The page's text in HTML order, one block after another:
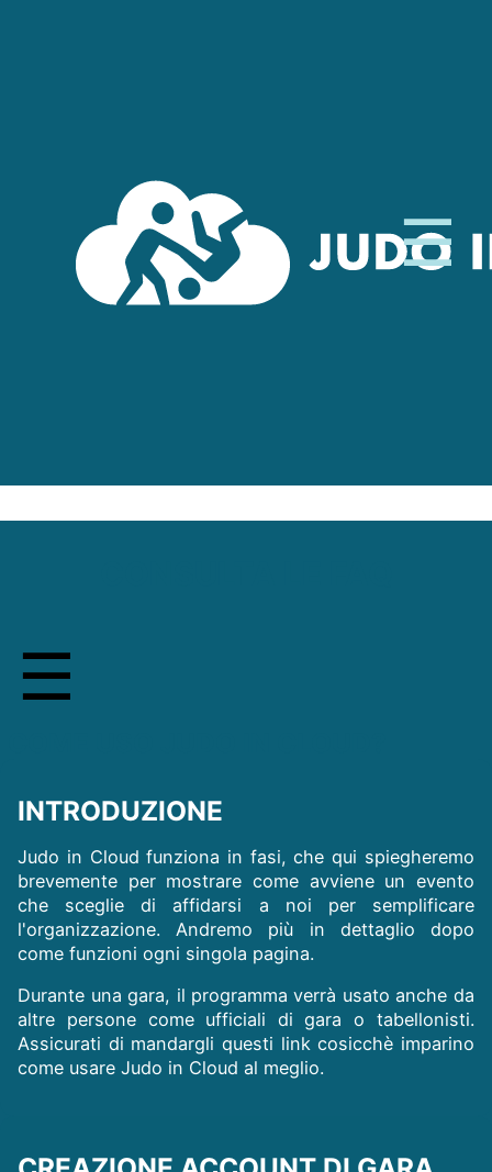
INTRODUZIONE
Judo in Cloud funziona in fasi, che qui spiegheremo
brevemente per mostrare come avviene un evento
che sceglie di affidarsi a noi per semplificare
l'organizzazione. Andremo più in dettaglio dopo
come funzioni ogni singola pagina.
Durante una gara, il programma verrà usato anche da
altre persone come ufficiali di gara o tabellonisti.
Assicurati di mandargli questi link cosicchè imparino
come usare Judo in Cloud al meglio.